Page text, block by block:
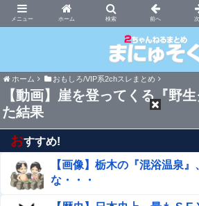
ホーム
まにゅそく 2chまとめニュー
ホーム おもしろ/VIP系2chスレまとめ
【動画】崖を登ってくる『野
た結果
おすすめ!
【画像】栃木の『混浴温泉
な・・・